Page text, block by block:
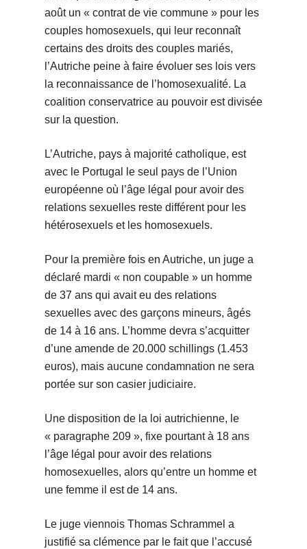
août un « contrat de vie commune » pour les
couples homosexuels, qui leur reconnaît
certains des droits des couples mariés,
l’Autriche peine à faire évoluer ses lois vers
la reconnaissance de l’homosexualité. La
coalition conservatrice au pouvoir est divisée
sur la question.
L’Autriche, pays à majorité catholique, est
avec le Portugal le seul pays de l’Union
européenne où l’âge légal pour avoir des
relations sexuelles reste différent pour les
hétérosexuels et les homosexuels.
Pour la première fois en Autriche, un juge a
déclaré mardi « non coupable » un homme
de 37 ans qui avait eu des relations
sexuelles avec des garçons mineurs, âgés
de 14 à 16 ans. L’homme devra s’acquitter
d’une amende de 20.000 schillings (1.453
euros), mais aucune condamnation ne sera
portée sur son casier judiciaire.
Une disposition de la loi autrichienne, le
« paragraphe 209 », fixe pourtant à 18 ans
l’âge légal pour avoir des relations
homosexuelles, alors qu’entre un homme et
une femme il est de 14 ans.
Le juge viennois Thomas Schrammel a
justifié sa clémence par le fait que l’accusé